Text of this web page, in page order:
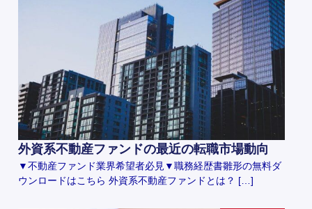
外資系不動産ファンドの最近の転職市場動向
▼不動産ファンド業界希望者必見▼職務経歴書雛形の無料ダ
ウンロードはこちら 外資系不動産ファンドとは？ […]